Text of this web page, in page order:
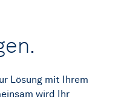
Lösung mit Ihrem
wird Ihr